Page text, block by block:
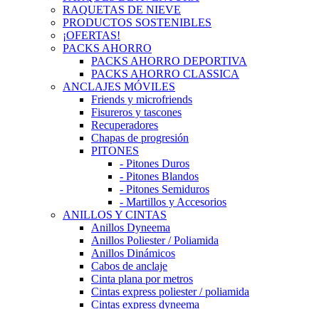
RAQUETAS DE NIEVE
PRODUCTOS SOSTENIBLES
¡OFERTAS!
PACKS AHORRO
PACKS AHORRO DEPORTIVA
PACKS AHORRO CLASSICA
ANCLAJES MÓVILES
Friends y microfriends
Fisureros y tascones
Recuperadores
Chapas de progresión
PITONES
- Pitones Duros
- Pitones Blandos
- Pitones Semiduros
- Martillos y Accesorios
ANILLOS Y CINTAS
Anillos Dyneema
Anillos Poliester / Poliamida
Anillos Dinámicos
Cabos de anclaje
Cinta plana por metros
Cintas express poliester / poliamida
Cintas express dyneema